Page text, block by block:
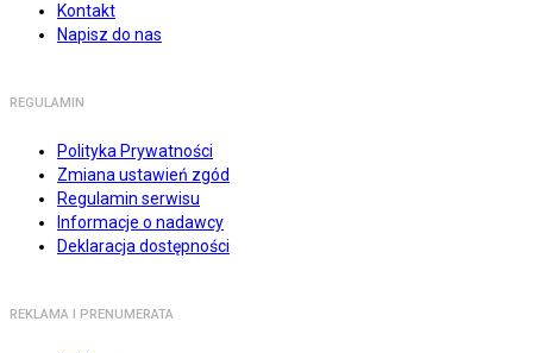
Kontakt
Napisz do nas
REGULAMIN
Polityka Prywatności
Zmiana ustawień zgód
Regulamin serwisu
Informacje o nadawcy
Deklaracja dostępności
REKLAMA I PRENUMERATA